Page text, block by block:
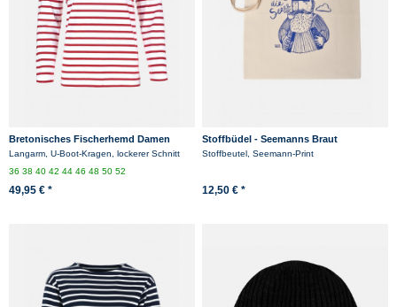
Bretonisches Fischerhemd Damen
Langarm - Streifenshirt -
weiß/rotgestreift
Langarm, U-Boot-Kragen, lockerer Schnitt
363840424446485052
49,95 € *
Stoffbüdel - Seemanns Braut
Stoffbeutel, Seemann-Print
12,50 € *